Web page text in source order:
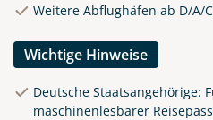
Weitere Abflughäfen ab D/A/
Wichtige Hinweise
Deutsche Staatsangehörige:
maschinenlesbarer